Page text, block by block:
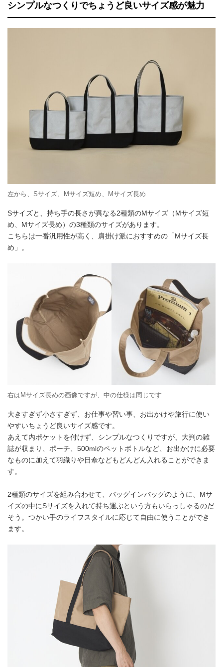
シンプルなつくりでちょうど良いサイズ感が魅力
左から、Sサイズ、Mサイズ短め、Mサイズ長め
Sサイズと、持ち手の長さが異なる2種類のMサイズ（Mサイズ短
め、Mサイズ長め）の3種類のサイズがあります。
こちらは一番汎用性が高く、肩掛け派におすすめの「Mサイズ長
め」。
右はMサイズ長めの画像ですが、中の仕様は同じです
大きすぎず小さすぎず、お仕事や習い事、お出かけや旅行に使い
やすいちょうど良いサイズ感です。
あえて内ポケットを付けず、シンプルなつくりですが、大判の雑
誌が収まり、ポーチ、500mlのペットボトルなど、お出かけに必要
なものに加えて羽織りや日傘などもどんどん入れることができま
す。
2種類のサイズを組み合わせて、バッグインバッグのように、Mサ
イズの中にSサイズを入れて持ち運ぶという方もいらっしゃるのだ
そう。つかい手のライフスタイルに応じて自由に使うことができ
ます。